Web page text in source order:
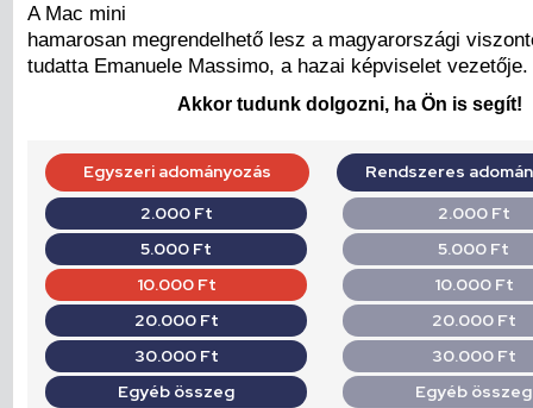
A Mac mini
hamarosan megrendelhető lesz a magyarországi
tudatta Emanuele Massimo, a hazai képviselet vezetője.
Akkor tudunk dolgozni, ha Ön is segít!